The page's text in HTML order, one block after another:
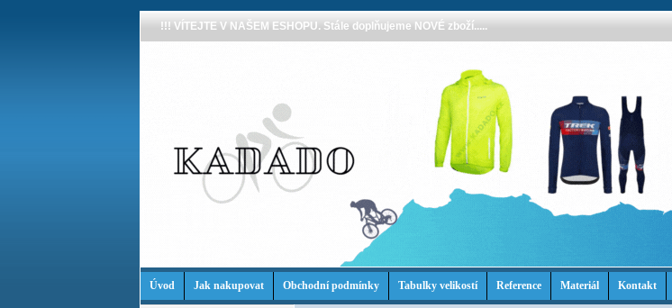
!!! VÍTEJTE V NAŠEM ESHOPU. Stále doplňujeme NOVÉ zboží.....
Úvod Jak nakupovat Obchodní podmínky Tabulky velikostí Reference Materiál Kontakt